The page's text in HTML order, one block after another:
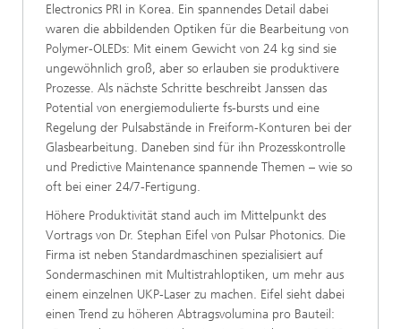
Electronics PRI in Korea. Ein spannendes Detail dabei
waren die abbildenden Optiken für die Bearbeitung von
Polymer-OLEDs: Mit einem Gewicht von 24 kg sind sie
ungewöhnlich groß, aber so erlauben sie produktivere
Prozesse. Als nächste Schritte beschreibt Janssen das
Potential von energiemodulierte fs-bursts und eine
Regelung der Pulsabstände in Freiform-Konturen bei der
Glasbearbeitung. Daneben sind für ihn Prozesskontrolle
und Predictive Maintenance spannende Themen – wie so
oft bei einer 24/7-Fertigung.
Höhere Produktivität stand auch im Mittelpunkt des
Vortrags von Dr. Stephan Eifel von Pulsar Photonics. Die
Firma ist neben Standardmaschinen spezialisiert auf
Sondermaschinen mit Multistrahloptiken, um mehr aus
einem einzelnen UKP-Laser zu machen. Eifel sieht dabei
einen Trend zu höheren Abtragsvolumina pro Bauteil: